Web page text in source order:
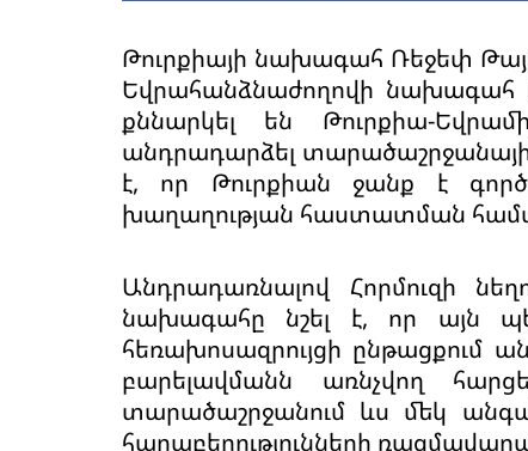
Թուրքիայի նախագահ Ռեջեփ
Եվրահանձնաժողովի նախագահ
քննարկել են Թուրքիա-
անդրադարձել
է, որ Թուրքիան ջանք է
խաղաղության հաստատման
Անդրադառնալով Հորմուզի
նախագահը նշել է, որ այն
հեռախոսազրույցի ընթացքում
բարելավմանն առնչվող
տարածաշրջանում ևս մեկ
հարաբերությունների